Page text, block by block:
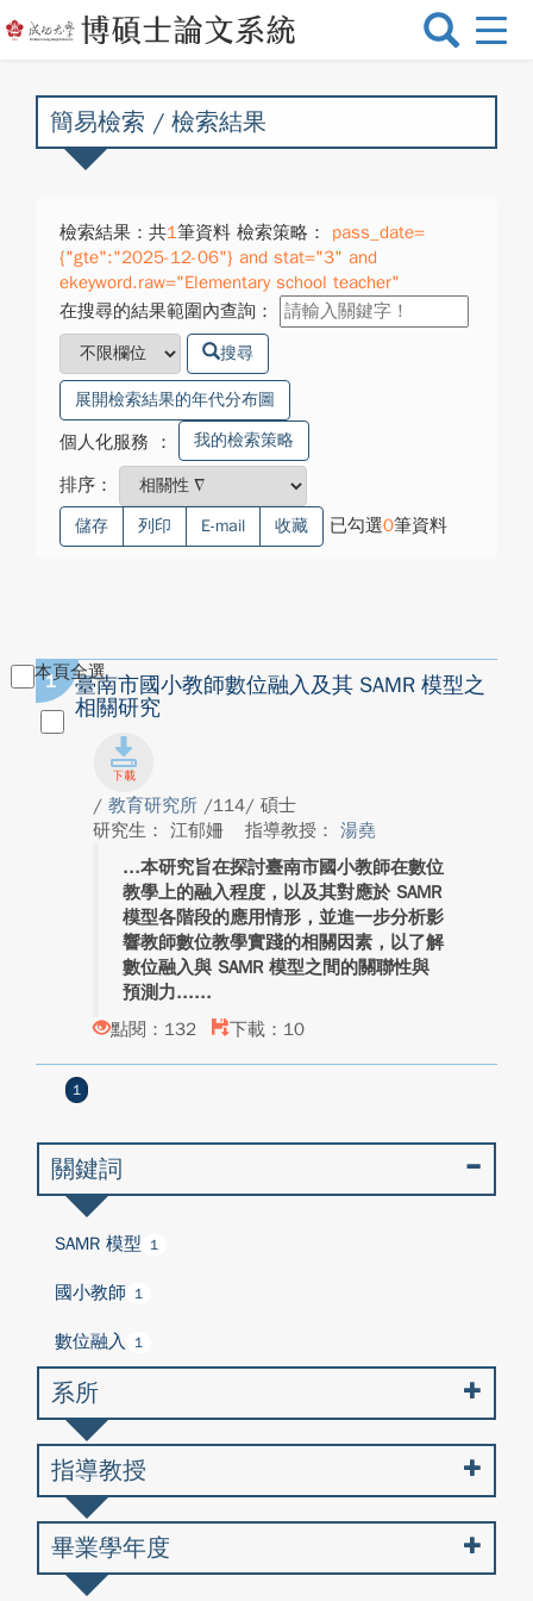
選
換
簡易檢索 / 檢索結果
檢索結果：共1筆資料 檢索策略：
pass_date=
{"gte":"2025-12-06"} and stat="3" and
ekeyword.raw="Elementary school teacher"
在搜尋的結果範圍內查詢：
搜尋
展開檢索結果的年代分布圖
個人化服務 ： 我的檢索策略
排序：
儲存 列印 E-mail 收藏 已勾選0筆資料
本頁全選
1
臺南市國小教師數位融入及其 SAMR 模型之
相關研究
/ 教育研究所 /114/ 碩士
研究生： 江郁姍
指導教授： 湯堯
本研究旨在探討臺南市國小教師在數位
教學上的融入程度，以及其對應於 SAMR
模型各階段的應用情形，並進一步分析影
響教師數位教學實踐的相關因素，以了解
數位融入與 SAMR 模型之間的關聯性與
預測力...
點閱：132
下載：10
1
關鍵詞
SAMR 模型 1
國小教師 1
數位融入 1
系所
指導教授
畢業學年度